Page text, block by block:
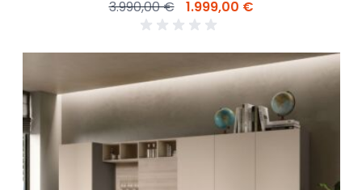
3.990,00 € 1.999,00 €